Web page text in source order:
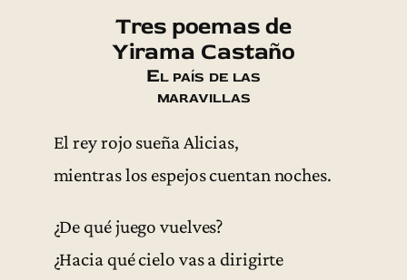
Tres poemas de
Yirama Castaño
El país de las
maravillas
El rey rojo sueña Alicias,
mientras los espejos cuentan noches.
¿De qué juego vuelves?
¿Hacia qué cielo vas a dirigirte